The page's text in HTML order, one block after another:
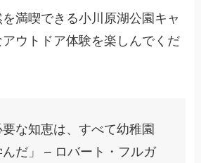
満喫できる小川原湖公園キャ
ウトドア体験を楽しんでくだ
要な知恵は、すべて幼稚園
だ」 – ロバート・フルガ